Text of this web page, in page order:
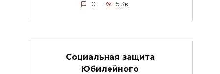
0 5.3к.
Социальная защита
Юбилейного